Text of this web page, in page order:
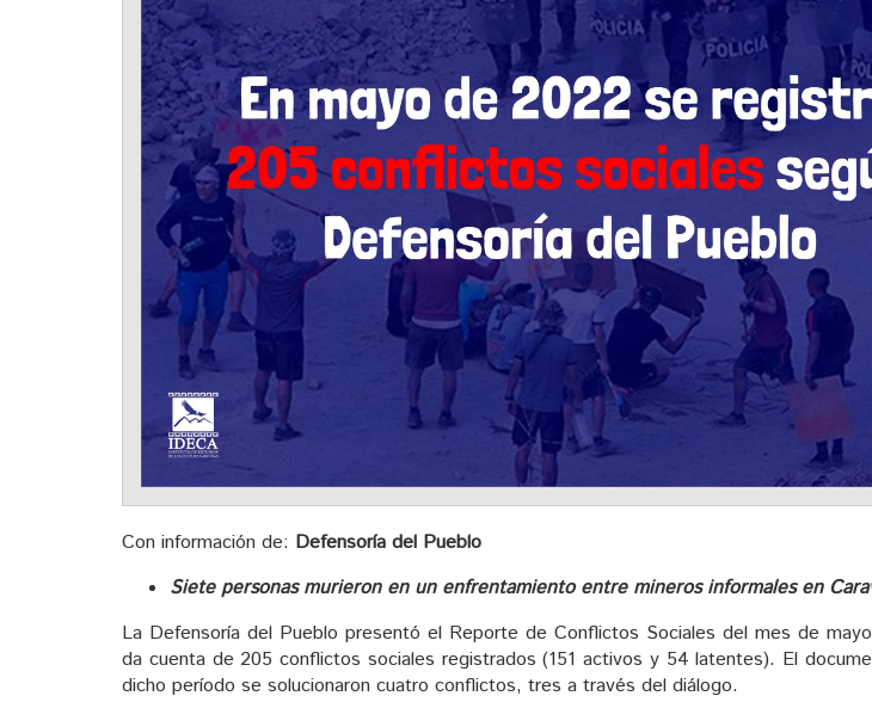
Con información de: Defensoría del Pueblo
Siete personas murieron en un enfrentamiento entre mineros informales en
La Defensoría del Pueblo presentó el Reporte de Conflictos Sociales del mes de
da cuentade 205 conflictos sociales registrados (151 activos y 54 latentes). El
dicho período se solucionaron cuatro conflictos, tres a través del diálogo.